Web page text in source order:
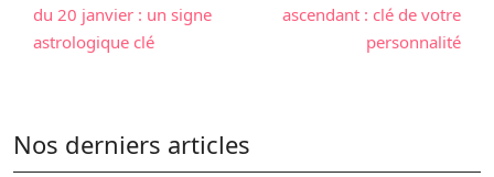
du 20 janvier : un signe
astrologique clé
ascendant : clé de votre
personnalité
Nos derniers articles